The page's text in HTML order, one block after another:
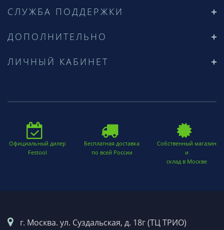
СЛУЖБА ПОДДЕРЖКИ
ДОПОЛНИТЕЛЬНО
ЛИЧНЫЙ КАБИНЕТ
Официальный дилер
Festool
Бесплатная доставка
по всей России
Собственный магазин
и
склад в Москве
г. Москва. ул. Суздальская, д. 18г (ТЦ ТРИО)